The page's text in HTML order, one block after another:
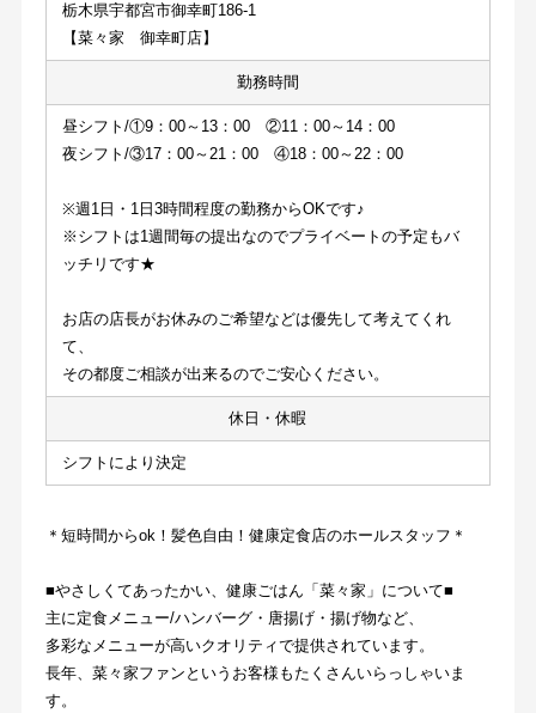
栃木県宇都宮市御幸町186-1
【菜々家　御幸町店】
勤務時間
昼シフト/①9：00～13：00　②11：00～14：00
夜シフト/③17：00～21：00　④18：00～22：00
※週1日・1日3時間程度の勤務からOKです♪
※シフトは1週間毎の提出なのでプライベートの予定もバ
ッチリです★
お店の店長がお休みのご希望などは優先して考えてくれ
て、
その都度ご相談が出来るのでご安心ください。
休日・休暇
シフトにより決定
＊短時間からok！髪色自由！健康定食店のホールスタッフ＊
■やさしくてあったかい、健康ごはん「菜々家」について■
主に定食メニュー/ハンバーグ・唐揚げ・揚げ物など、
多彩なメニューが高いクオリティで提供されています。
長年、菜々家ファンというお客様もたくさんいらっしゃいま
す。